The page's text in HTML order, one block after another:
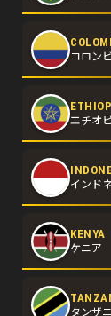
コロン
エチオ
インド
KENYA
ケニア
タンザ